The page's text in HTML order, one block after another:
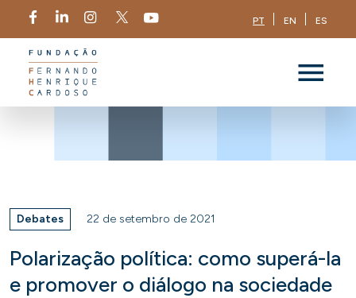
PT EN ES
Debates 22 de setembro de 2021
Polarização política: como superá-la
e promover o diálogo na sociedade